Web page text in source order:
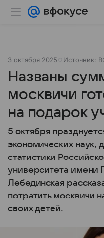
3 октября 2025 Источник:
Названы
москвичи
на подарок
5 октября
экономических наук,
статистики
университета имени
Лебединская
потратить москвичи
своих детей.